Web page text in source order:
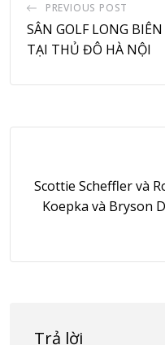
PREVIOUS POST
SÂN GOLF LONG
TẠI THỦ ĐÔ HÀ NỘI
Scottie Scheffler và
Koepka và Bryson
Trả lời